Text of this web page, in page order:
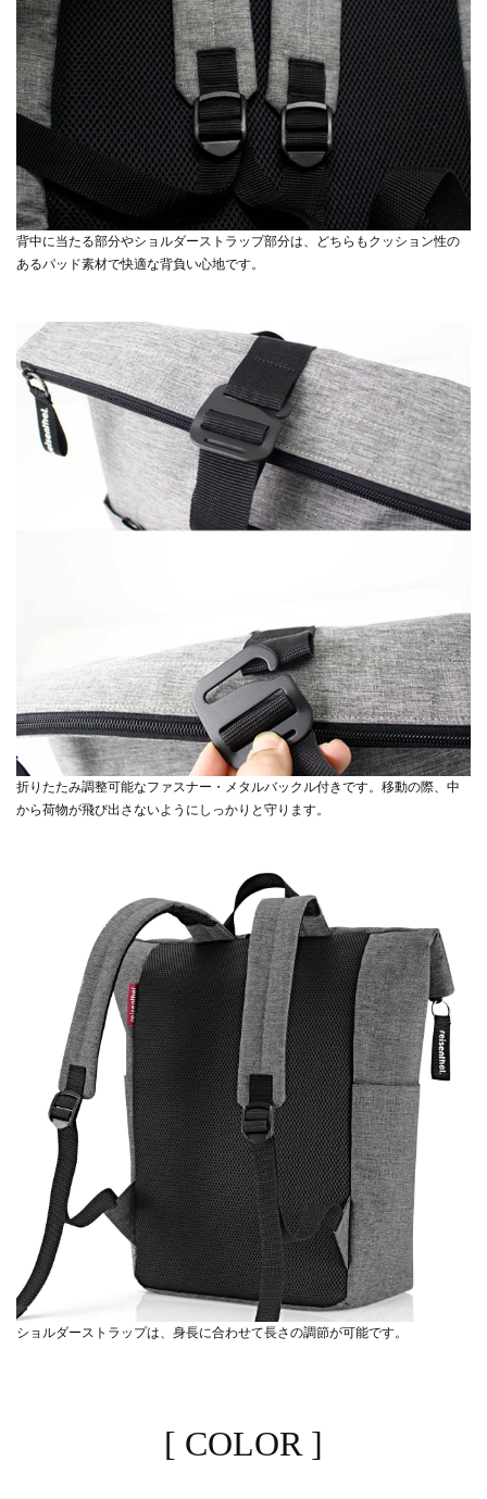
背中に当たる部分やショルダーストラップ部分は、どちらもクッション性の
あるパッド素材で快適な背負い心地です。
折りたたみ調整可能なファスナー・メタルバックル付きです。移動の際、中
から荷物が飛び出さないようにしっかりと守ります。
ショルダーストラップは、身長に合わせて長さの調節が可能です。
[ COLOR ]